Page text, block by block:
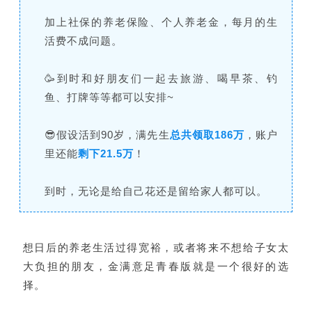
加上社保的养老保险、个人养老金，每月的生
活费不成问题。
🥳到时和好朋友们一起去旅游、喝早茶、钓
鱼、打牌等等都可以安排~
😎假设活到90岁，满先生总共领取186万 ，账户
里还能剩下21.5万 ！
到时，无论是给自己花还是留给家人都可以。
想日后的养老生活过得宽裕，或者将来不想给子女太
大负担的朋友，金满意足青春版就是一个很好的选
择。